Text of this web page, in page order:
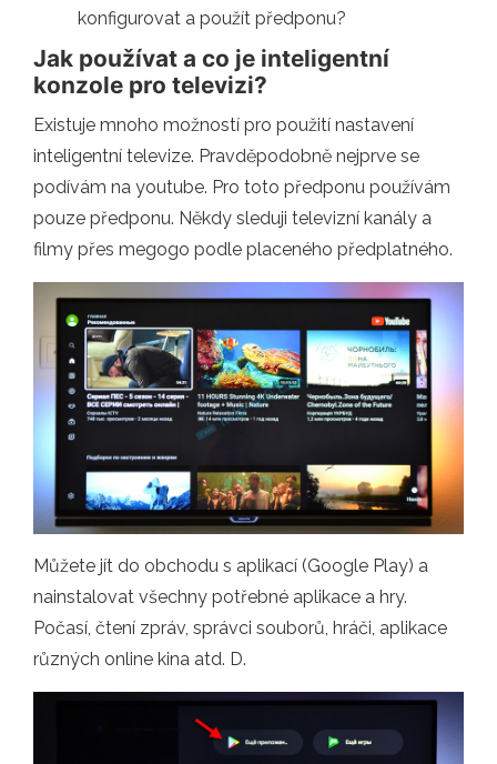
konfigurovat a použít předponu?
Jak používat a co je inteligentní
konzole pro televizi?
Existuje mnoho možností pro použití nastavení
inteligentní televize. Pravděpodobně nejprve se
podívám na youtube. Pro toto předponu používám
pouze předponu. Někdy sleduji televizní kanály a
filmy přes megogo podle placeného předplatného.
Můžete jít do obchodu s aplikací (Google Play) a
nainstalovat všechny potřebné aplikace a hry.
Počasí, čtení zpráv, správci souborů, hráči, aplikace
různých online kina atd. D.